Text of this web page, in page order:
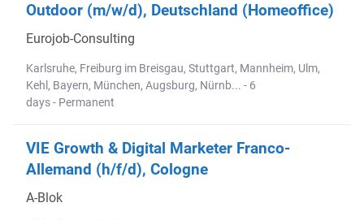
Outdoor (m/w/d), Deutschland (Homeoffice)
Eurojob-Consulting
Karlsruhe, Freiburg im Breisgau, Stuttgart, Mannheim, Ulm,
Kehl, Bayern, München, Augsburg, Nürnb... - 6
days - Permanent
VIE Growth & Digital Marketer Franco-
Allemand (h/f/d), Cologne
A-Blok